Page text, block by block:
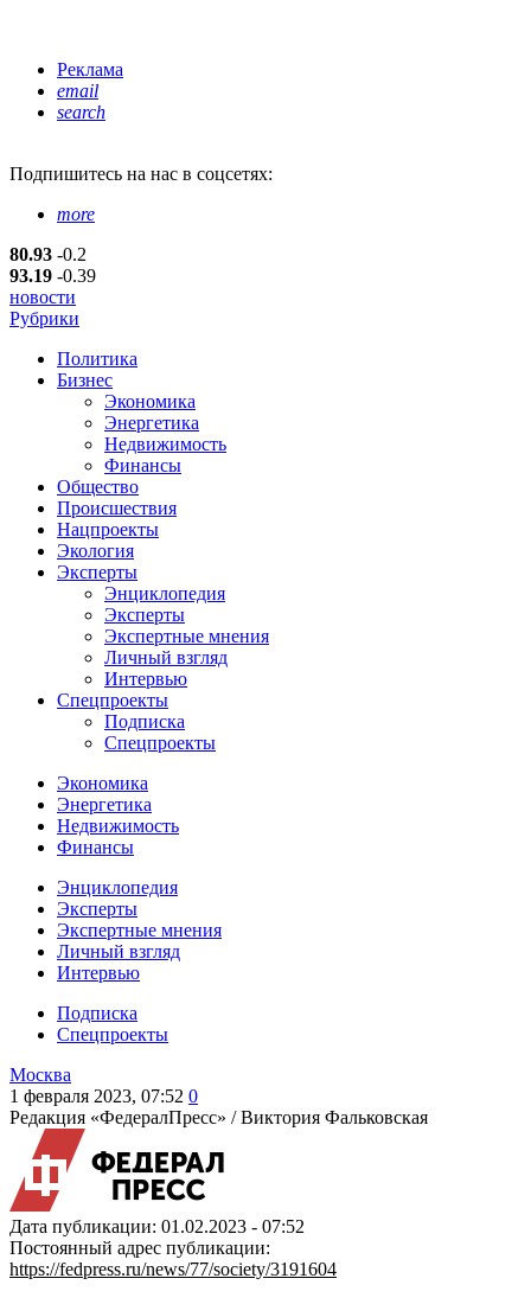
Реклама
email
search
Подпишитесь на нас в соцсетях:
more
80.93 -0.2
93.19 -0.39
новости
Рубрики
Политика
Бизнес
Экономика
Энергетика
Недвижимость
Финансы
Общество
Происшествия
Нацпроекты
Экология
Эксперты
Энциклопедия
Эксперты
Экспертные мнения
Личный взгляд
Интервью
Спецпроекты
Подписка
Спецпроекты
Экономика
Энергетика
Недвижимость
Финансы
Энциклопедия
Эксперты
Экспертные мнения
Личный взгляд
Интервью
Подписка
Спецпроекты
Москва
1 февраля 2023, 07:52 0
Редакция «ФедералПресс» /Виктория Фальковская
Дата публикации: 01.02.2023 - 07:52
Постоянный адрес публикации:
https://fedpress.ru/news/77/society/3191604